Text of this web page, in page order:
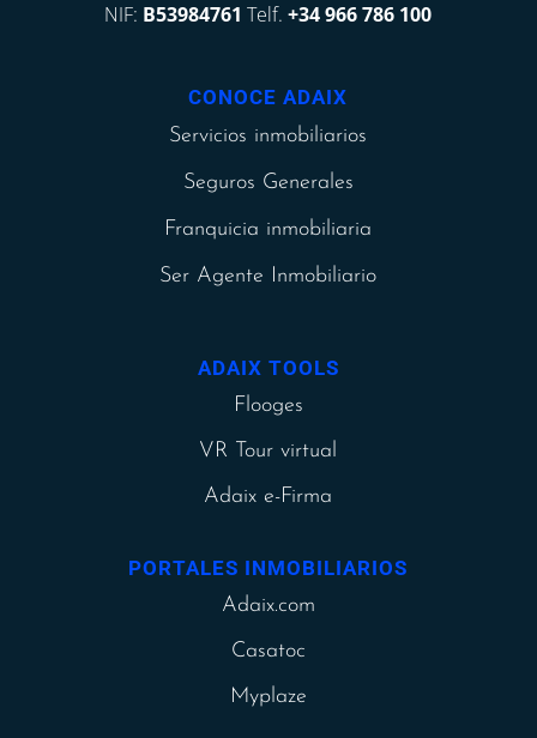
NIF: B53984761 Telf.+34 966 786 100
CONOCE ADAIX
Servicios inmobiliarios
Seguros Generales
Franquicia inmobiliaria
Ser Agente Inmobiliario
ADAIX TOOLS
Flooges
VR Tour virtual
Adaix e-Firma
PORTALES INMOBILIARIOS
Adaix.com
Casatoc
Myplaze